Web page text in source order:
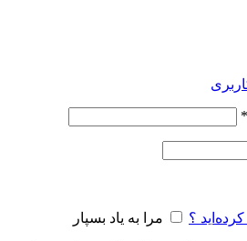
*
؟ مرا به یاد بسپار